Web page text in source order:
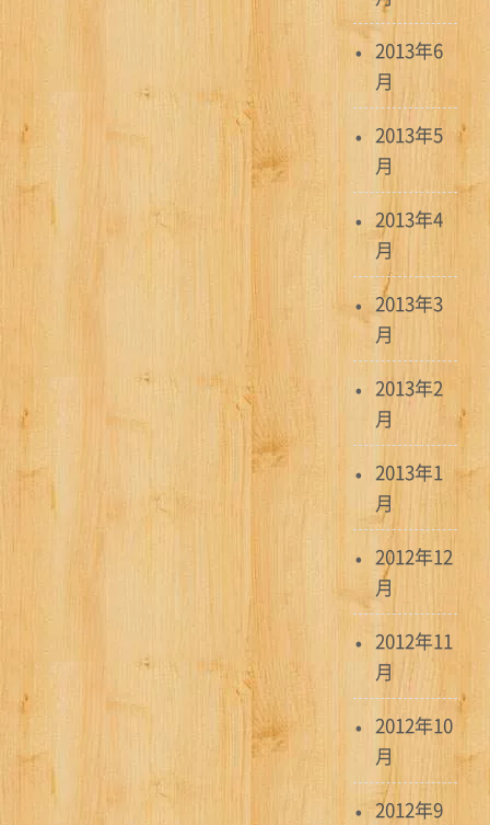
2013年6
月
2013年5
月
2013年4
月
2013年3
月
2013年2
月
2013年1
月
2012年12
月
2012年11
月
2012年10
月
2012年9